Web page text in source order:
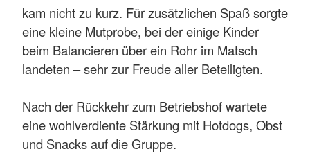
kam nicht zu kurz. Für zusätzlichen Spaß sorgte
eine kleine Mutprobe, bei der einige Kinder
beim Balancieren über ein Rohr im Matsch
landeten – sehr zur Freude aller Beteiligten.
Nach der Rückkehr zum Betriebshof wartete
eine wohlverdiente Stärkung mit Hotdogs, Obst
und Snacks auf die Gruppe.